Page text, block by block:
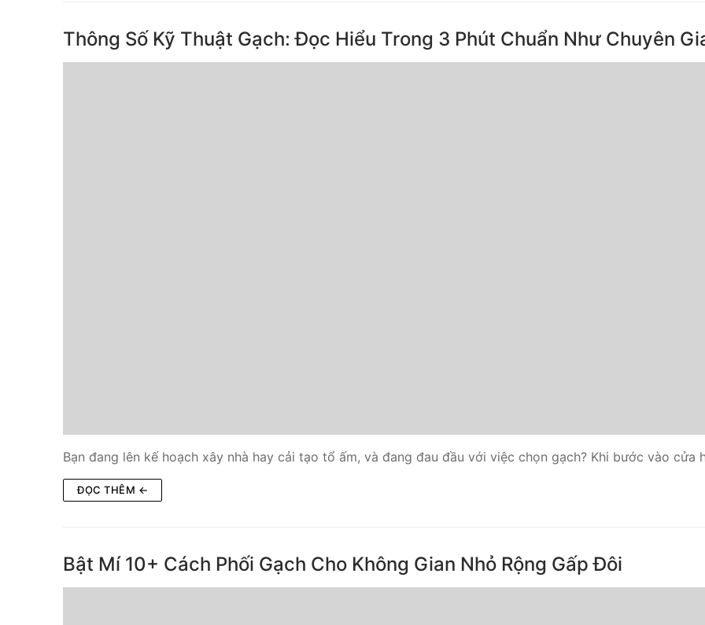
Thông Số Kỹ Thuật Gạch: Đọc Hiểu Trong 3 Phút Chuẩn Như Chuyên
Bạn đang lên kế hoạch xây nhà hay cải tạo tổ ấm, và đang đau đầu với việc chọn gạch? Khi bước vào cửa
ĐỌC THÊM ←
Bật Mí 10+ Cách Phối Gạch Cho Không Gian Nhỏ Rộng Gấp Đôi